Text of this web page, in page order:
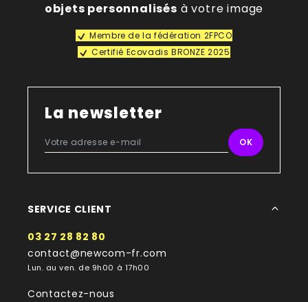
objets personnalisés à votre image
Membre de la fédération 2FPCO
Certifié Ecovadis BRONZE 2025
La newsletter
SERVICE CLIENT
03 27 28 82 80
contact@newcom-fr.com
Lun. au ven. de 9h00 à 17h00
Contactez-nous